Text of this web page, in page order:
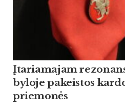
Įtariamajam
byloje pakeistos
priemonės